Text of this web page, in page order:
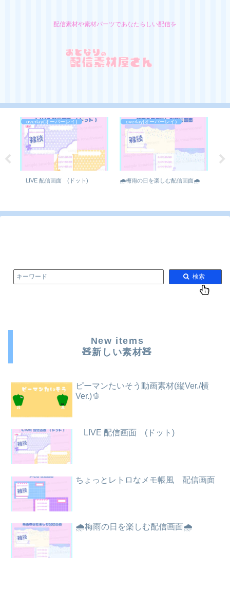
配信素材や素材パーツであなたらしい配信を
overlay(オーバーレイ)
LIVE 配信画面 (ドット)
overlay(オーバーレイ)
🌧️梅雨の日を楽しむ配信画面🌧️
キーワード 検索
New items
🧸新しい素材🧸
ピーマンたいそう動画素材(縦Ver./横
Ver.)🫑
LIVE 配信画面 (ドット)
ちょっとレトロなメモ帳風 配信画面
🌧️梅雨の日を楽しむ配信画面🌧️